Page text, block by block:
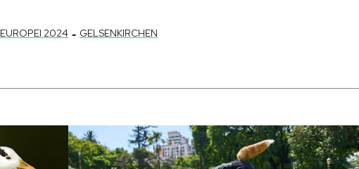
EUROPEI 2024 - GELSENKIRCHEN